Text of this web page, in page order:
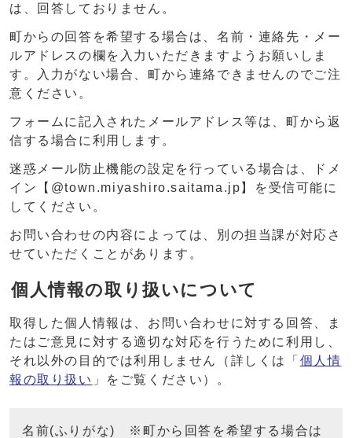
は、回答しておりません。
町からの回答を希望する場合は、名前・連絡先・メー
ルアドレスの欄を入力いただきますようお願いしま
す。入力がない場合、町から連絡できませんのでご注
意ください。
フォームに記入されたメールアドレス等は、町から返
信する場合に利用します。
迷惑メール防止機能の設定を行っている場合は、ドメ
イン【@town.miyashiro.saitama.jp】を受信可能に
してください。
お問い合わせの内容によっては、別の担当課が対応さ
せていただくことがあります。
個人情報の取り扱いについて
取得した個人情報は、お問い合わせに対する回答、ま
たはご意見に対する適切な対応を行うために利用し、
それ以外の目的では利用しません（詳しくは「 個人情
報の取り扱い 」をご覧ください）。
名前(ふりがな) ※町から回答を希望する場合は